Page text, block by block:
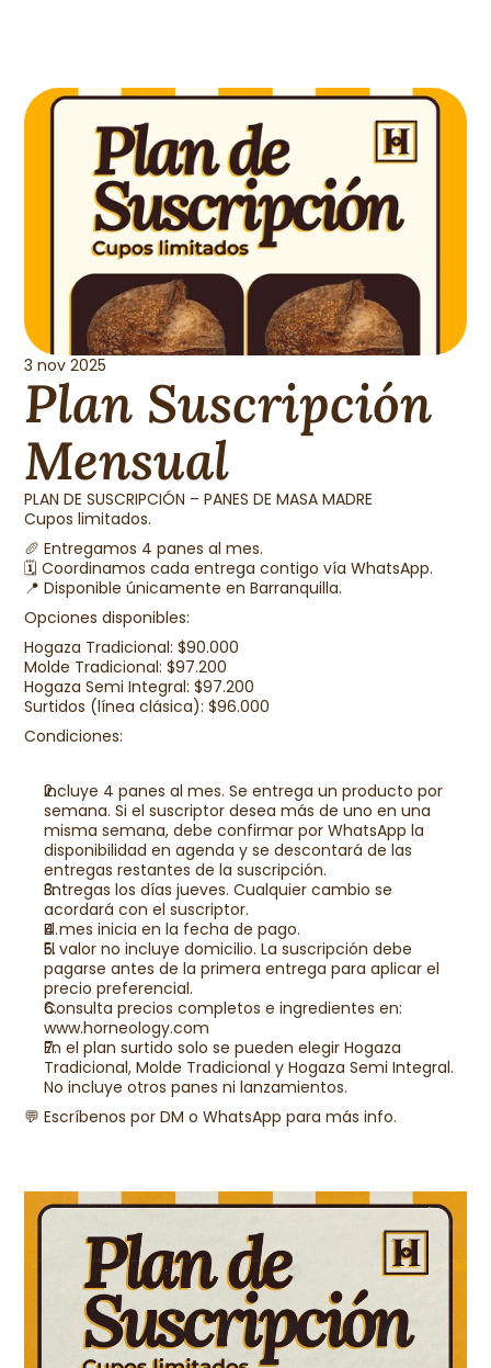
3 nov 2025
Plan Suscripción
Mensual
PLAN DE SUSCRIPCIÓN – PANES DE MASA MADRE
Cupos limitados.
🥖 Entregamos 4 panes al mes.
🗓️ Coordinamos cada entrega contigo vía WhatsApp.
📍 Disponible únicamente en Barranquilla.
Opciones disponibles:
Hogaza Tradicional: $90.000
Molde Tradicional: $97.200
Hogaza Semi Integral: $97.200
Surtidos (línea clásica): $96.000
Condiciones:
Incluye 4 panes al mes. Se entrega un producto por
semana. Si el suscriptor desea más de uno en una
misma semana, debe confirmar por WhatsApp la
disponibilidad en agenda y se descontará de las
entregas restantes de la suscripción.
Entregas los días jueves. Cualquier cambio se
acordará con el suscriptor.
El mes inicia en la fecha de pago.
El valor no incluye domicilio. La suscripción debe
pagarse antes de la primera entrega para aplicar el
precio preferencial.
Consulta precios completos e ingredientes en:
www.horneology.com
En el plan surtido solo se pueden elegir Hogaza
Tradicional, Molde Tradicional y Hogaza Semi Integral.
No incluye otros panes ni lanzamientos.
💬 Escríbenos por DM o WhatsApp para más info.